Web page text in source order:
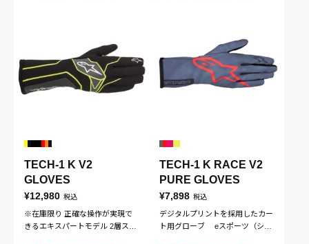
TECH-1 K V2
GLOVES
¥12,980 税込
※在庫限り 正確な操作が実現で
きるエキスパートモデル 2層スト
TECH-1 K RACE V2
PURE GLOVES
¥7,898 税込
デジタルプリントを採用したカー
ト用グローブ eスポーツ（シミ